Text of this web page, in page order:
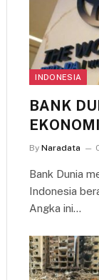
INDONESIA
BANK
By Naradata
Bank Dunia
Indonesia
Angka ini…